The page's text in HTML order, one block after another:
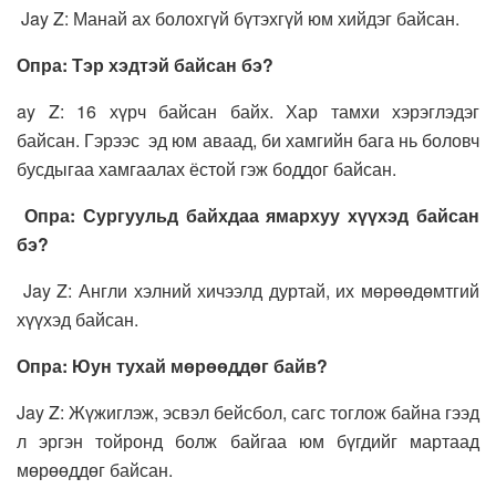
Jay Z: Манай ах болохгүй бүтэхгүй юм хийдэг байсан.
Опра: Тэр хэдтэй байсан бэ?
ay Z: 16 хүрч байсан байх. Хар тамхи хэрэглэдэг
байсан. Гэрээс эд юм аваад, би хамгийн бага нь боловч
бусдыгаа хамгаалах ёстой гэж боддог байсан.
Опра: Сургуульд байхдаа ямархуу хүүхэд байсан
бэ?
Jay Z: Англи хэлний хичээлд дуртай, их мөрөөдөмтгий
хүүхэд байсан.
Опра: Юун тухай мөрөөддөг байв?
Jay Z: Жүжиглэж, эсвэл бейсбол, сагс тоглож байна гээд
л эргэн тойронд болж байгаа юм бүгдийг мартаад
мөрөөддөг байсан.